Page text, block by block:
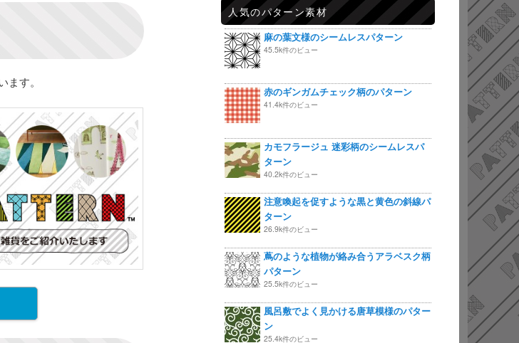
す。
人気のパターン素材
麻の葉文様のシームレスパターン
45.5k件のビュー
赤のギンガムチェック柄のパターン
41.4k件のビュー
カモフラージュ 迷彩柄のシームレスパ
ターン
40.2k件のビュー
注意喚起を促すような黒と黄色の斜線パ
ターン
26.9k件のビュー
蔦のような植物が絡み合うアラベスク柄
パターン
25.5k件のビュー
風呂敷でよく見かける唐草模様のパター
ン
25.4k件のビュー